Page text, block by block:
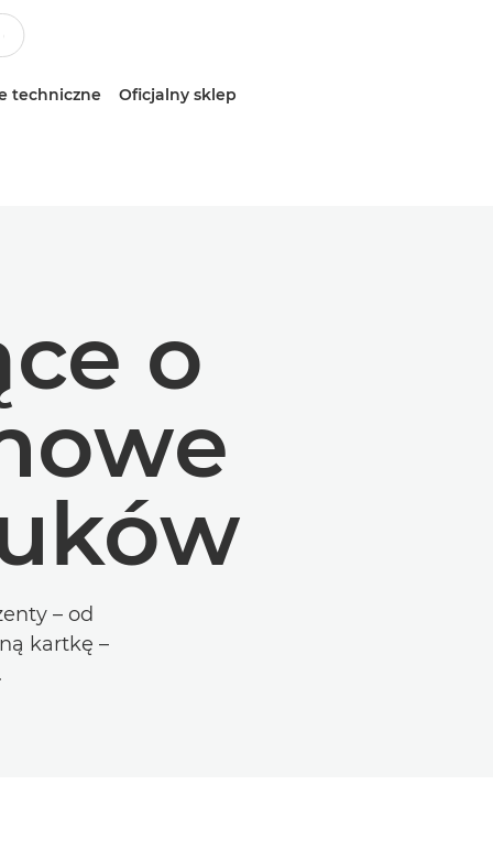
techniczne Oficjalny sklep
o
– od
kartkę –